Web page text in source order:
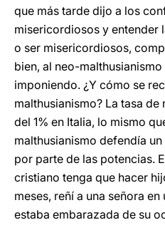
que más tarde dijo a los
misericordiosos y entender
o ser misericordiosos,
bien, al neo-
imponiendo. ¿Y cómo se
malthusianismo? La tasa
del 1% en Italia, lo mismo
malthusianismo defendía
por parte de las potencias.
cristiano tenga que hacer
meses, reñí a una señora
estaba embarazada de su